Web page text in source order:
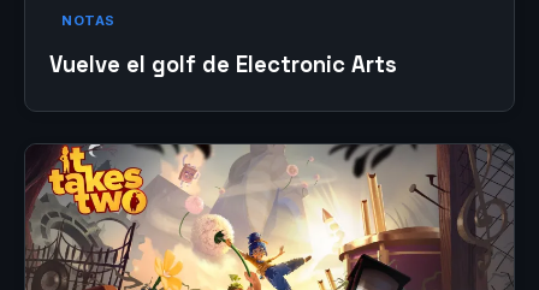
NOTAS
Vuelve el golf de Electronic Arts